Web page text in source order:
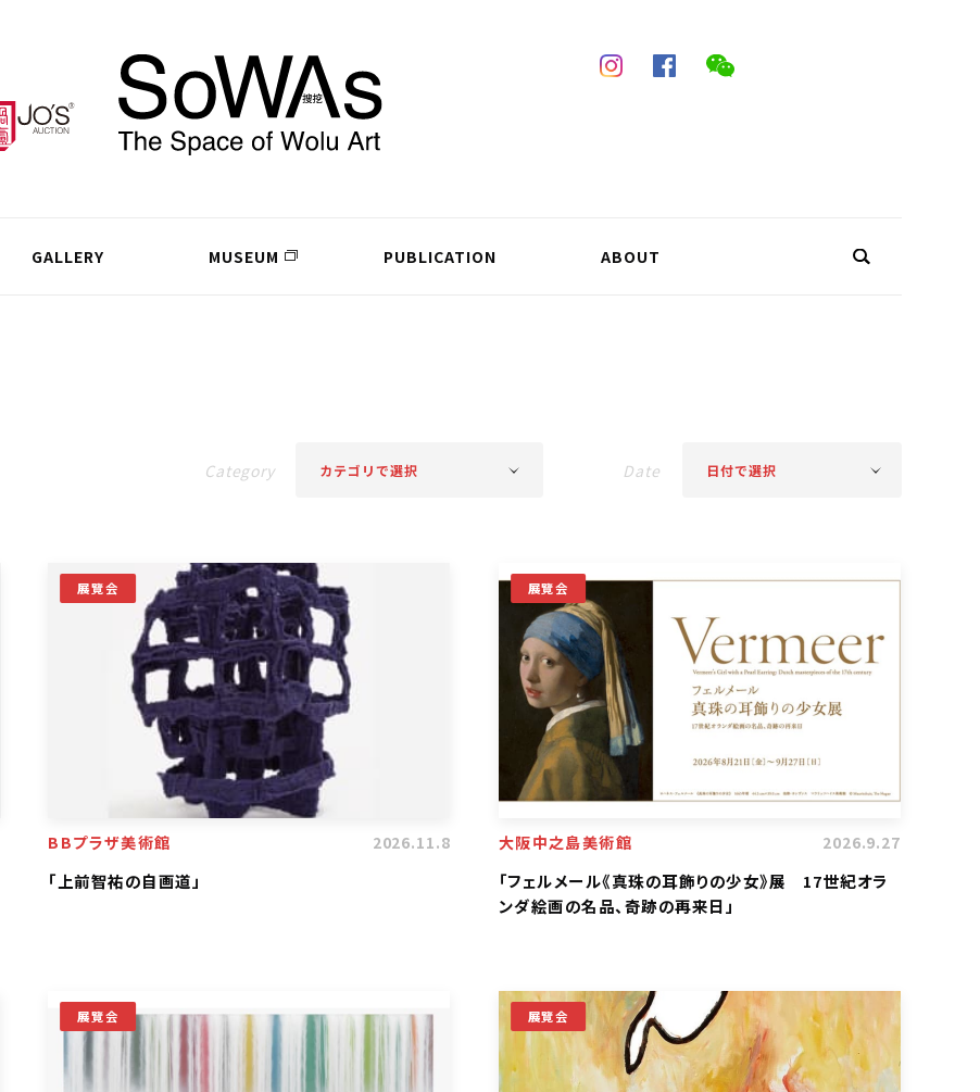
GALLERY MUSEUM PUBLICATION ABOUT
展覽会
BBプラザ美術館 2026.11.8
「上前智祐の自画道」
展覽会
大阪中之島美術館 2026.9.27
「フェルメール《真珠の耳飾りの少女》展 17世紀オラ
ンダ絵画の名品、奇跡の再来日」
展覽会 展覽会